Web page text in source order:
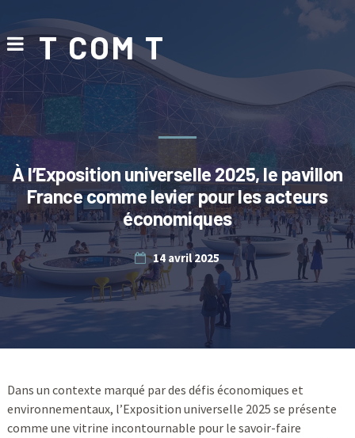
T COM T
À l’Exposition universelle 2025, le pavillon
France comme levier pour les acteurs
économiques
14 avril 2025
Dans un contexte marqué par des défis économiques et
environnementaux, l’Exposition universelle 2025 se présente
comme une vitrine incontournable pour le savoir-faire